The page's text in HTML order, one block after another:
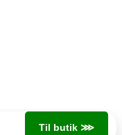
Til butik ⋙